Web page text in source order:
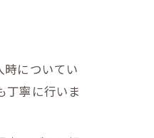
についてい
丁寧に行いま